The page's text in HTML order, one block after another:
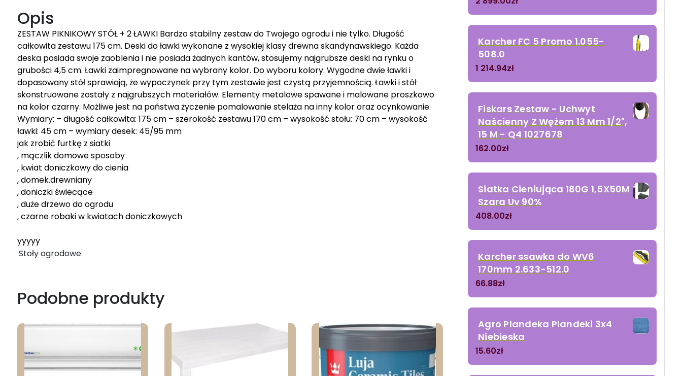
Opis
ZESTAW PIKNIKOWY STÓŁ + 2 ŁAWKI Bardzo stabilny zestaw do Twojego ogrodu i nie tylko. Długość
całkowita zestawu 175 cm. Deski do ławki wykonane z wysokiej klasy drewna skandynawskiego. Każda
deska posiada swoje zaoblenia i nie posiada żadnych kantów, stosujemy najgrubsze deski na rynku o
grubości 4,5 cm. Ławki zaimpregnowane na wybrany kolor. Do wyboru kolory: Wygodne dwie ławki i
dopasowany stół sprawiają, że wypoczynek przy tym zestawie jest czystą przyjemnością. Ławki i stół
skonstruowane zostały z najgrubszych materiałów. Elementy metalowe spawane i malowane proszkowo
na kolor czarny. Możliwe jest na państwa życzenie pomalowanie stelaża na inny kolor oraz ocynkowanie.
Wymiary: – długość całkowita: 175 cm – szerokość zestawu 170 cm – wysokość stołu: 70 cm – wysokość
ławki: 45 cm – wymiary desek: 45/95 mm
jak zrobić furtkę z siatki
, mączlik domowe sposoby
, kwiat doniczkowy do cienia
, domek.drewniany
, doniczki świecące
, duże drzewo do ogrodu
, czarne robaki w kwiatach doniczkowych
yyyyy
Stoły ogrodowe
Podobne produkty
Karcher FC 5 Promo 1.055-
508.0
1 214.94zł
Fiskars Zestaw - Uchwyt
Naścienny Z Wężem 13 Mm 1/2",
15 M - Q4 1027678
162.00zł
Siatka Cieniująca 180G 1,5X50M
Szara Uv 90%
408.00zł
Karcher ssawka do WV6
170mm 2.633-512.0
66.88zł
Agro Plandeka Plandeki 3x4
Niebieska
15.60zł